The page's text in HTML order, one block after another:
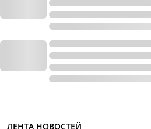
ЛЕНТА НОВОСТЕЙ